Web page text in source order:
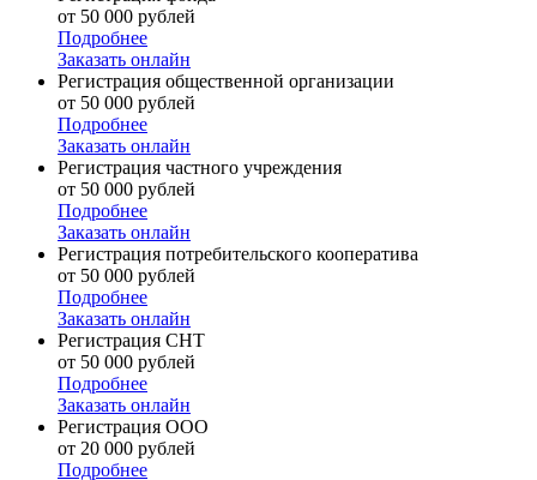
от 50 000 рублей
Подробнее
Заказать онлайн
Регистрация общественной организации
от 50 000 рублей
Подробнее
Заказать онлайн
Регистрация частного учреждения
от 50 000 рублей
Подробнее
Заказать онлайн
Регистрация потребительского кооператива
от 50 000 рублей
Подробнее
Заказать онлайн
Регистрация СНТ
от 50 000 рублей
Подробнее
Заказать онлайн
Регистрация ООО
от 20 000 рублей
Подробнее